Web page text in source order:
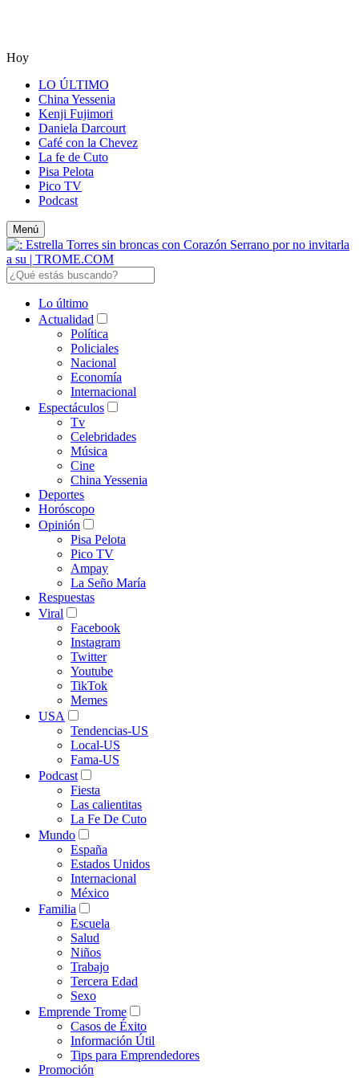
Hoy
LO ÚLTIMO
China Yessenia
Kenji Fujimori
Daniela Darcourt
Café con la Chevez
La fe de Cuto
Pisa Pelota
Pico TV
Podcast
Menú
Lo último
Actualidad
Política
Policiales
Nacional
Economía
Internacional
Espectáculos
Tv
Celebridades
Música
Cine
China Yessenia
Deportes
Horóscopo
Opinión
Pisa Pelota
Pico TV
Ampay
La Seño María
Respuestas
Viral
Facebook
Instagram
Twitter
Youtube
TikTok
Memes
USA
Tendencias-US
Local-US
Fama-US
Podcast
Fiesta
Las calientitas
La Fe De Cuto
Mundo
España
Estados Unidos
Internacional
México
Familia
Escuela
Salud
Niños
Trabajo
Tercera Edad
Sexo
Emprende Trome
Casos de Éxito
Información Útil
Tips para Emprendedores
Promoción